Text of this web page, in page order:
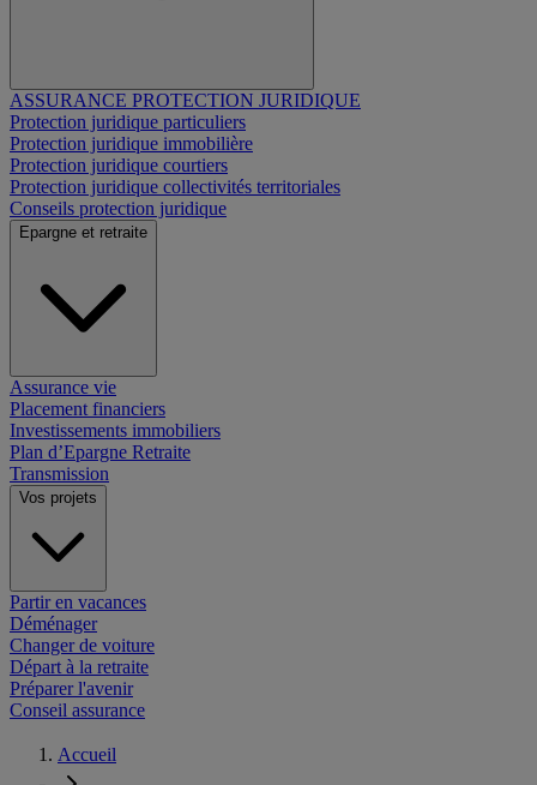
ASSURANCE PROTECTION JURIDIQUE
Protection juridique particuliers
Protection juridique immobilière
Protection juridique courtiers
Protection juridique collectivités territoriales
Conseils protection juridique
Epargne et retraite
Assurance vie
Placement financiers
Investissements immobiliers
Plan d’Epargne Retraite
Transmission
Vos projets
Partir en vacances
Déménager
Changer de voiture
Départ à la retraite
Préparer l'avenir
Conseil assurance
Accueil